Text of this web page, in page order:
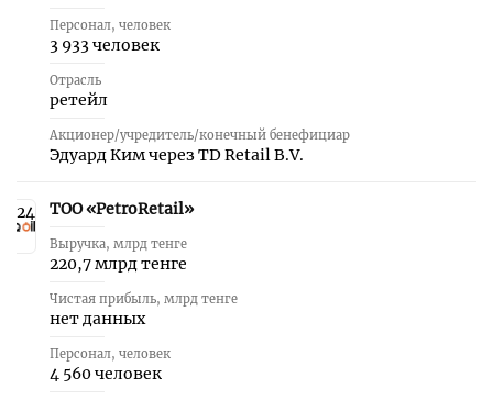
Персонал, человек
3 933 человек
Отрасль
ретейл
Акционер/учредитель/конечный бенефициар
Эдуард Ким через TD Retail B.V.
24 ТОО «PetroRetail»
Выручка, млрд тенге
220,7 млрд тенге
Чистая прибыль, млрд тенге
нет данных
Персонал, человек
4 560 человек